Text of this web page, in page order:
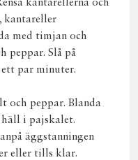
kantarellerna och
kantareller
med timjan och
peppar. Slå på
par minuter.
och peppar. Blanda
häll i pajskalet.
äggstanningen
eller tills klar.